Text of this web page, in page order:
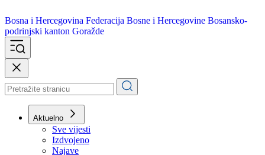
Bosna i Hercegovina
podrinjski kanton Goražde
Aktuelno